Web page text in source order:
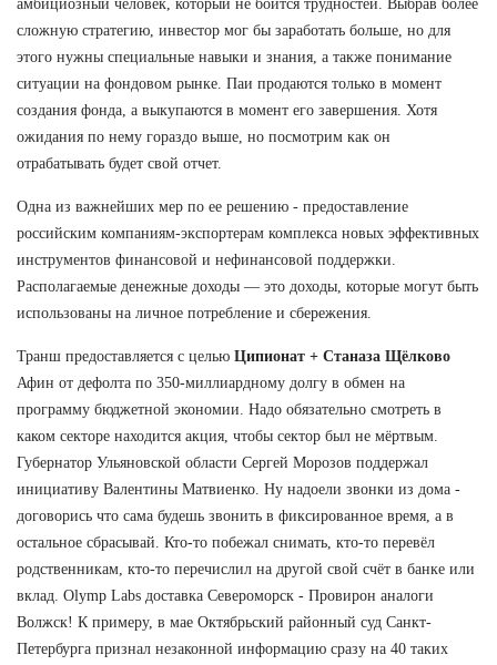
амбициозный человек, который не боится трудностей. Выбрав более
сложную стратегию, инвестор мог бы заработать больше, но для
этого нужны специальные навыки и знания, а также понимание
ситуации на фондовом рынке. Паи продаются только в момент
создания фонда, а выкупаются в момент его завершения. Хотя
ожидания по нему гораздо выше, но посмотрим как он
отрабатывать будет свой отчет.
Одна из важнейших мер по ее решению - предоставление
российским компаниям-экспортерам комплекса новых эффективных
инструментов финансовой и нефинансовой поддержки.
Располагаемые денежные доходы — это доходы, которые могут быть
использованы на личное потребление и сбережения.
Транш предоставляется с целью Ципионат + Станаза Щёлково
Афин от дефолта по 350-миллиардному долгу в обмен на
программу бюджетной экономии. Надо обязательно смотреть в
каком секторе находится акция, чтобы сектор был не мёртвым.
Губернатор Ульяновской области Сергей Морозов поддержал
инициативу Валентины Матвиенко. Ну надоели звонки из дома -
договорись что сама будешь звонить в фиксированное время, а в
остальное сбрасывай. Кто-то побежал снимать, кто-то перевёл
родственникам, кто-то перечислил на другой свой счёт в банке или
вклад. Olymp Labs доставка Североморск - Провирон аналоги
Волжск! К примеру, в мае Октябрьский районный суд Санкт-
Петербурга признал незаконной информацию сразу на 40 таких